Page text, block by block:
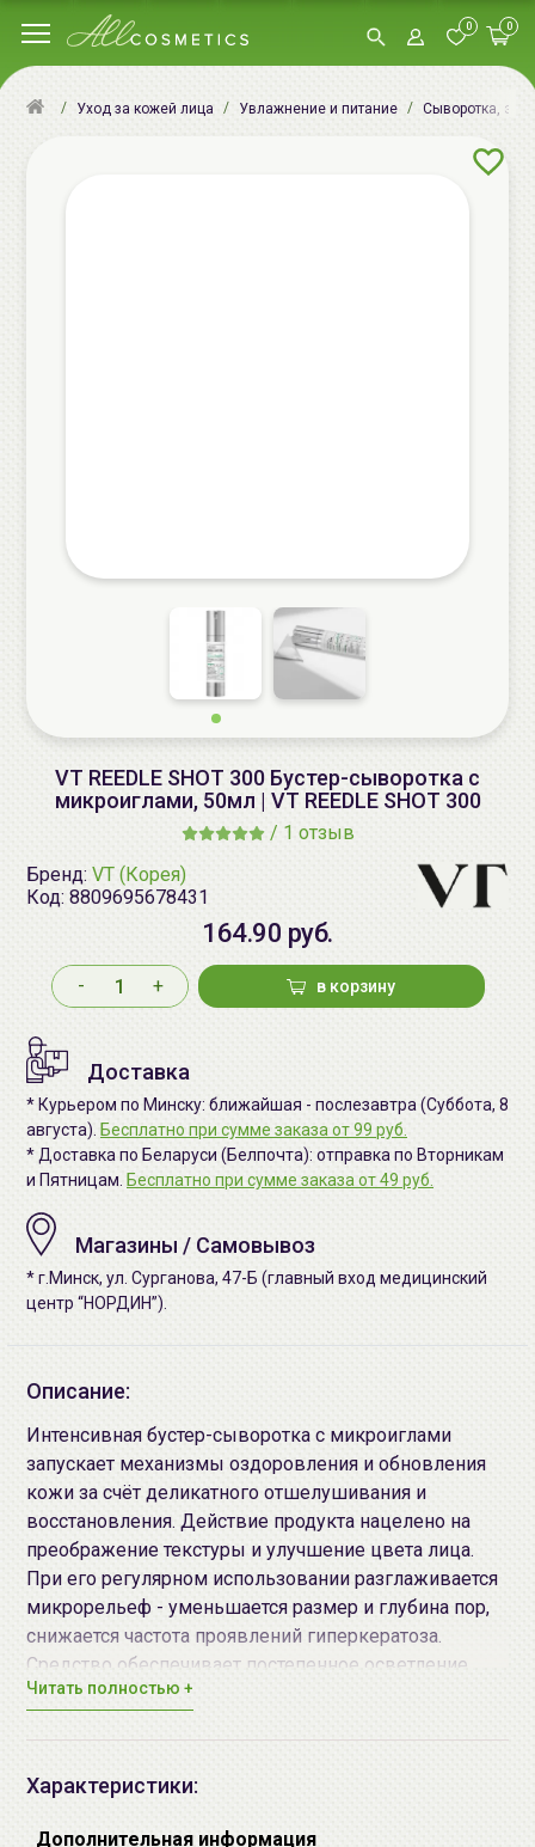
0 0
Уход за кожей лица Увлажнение и питание Сыворотка,
VT REEDLE SHOT 300 Бустер-сыворотка с
микроиглами, 50мл | VT REEDLE SHOT 300
/ 1 отзыв
Бренд: VT (Корея)
Код: 8809695678431
164.90 руб.
- + в корзину
Доставка
* Курьером по Минску: ближайшая - послезавтра (Суббота, 8
августа). Бесплатно при сумме заказа от 99 руб.
* Доставка по Беларуси (Белпочта): отправка по Вторникам
и Пятницам. Бесплатно при сумме заказа от 49 руб.
Магазины / Самовывоз
* г.Минск, ул. Сурганова, 47-Б (главный вход медицинский
центр “НОРДИН”).
Описание:
Интенсивная бустер-сыворотка с микроиглами
запускает механизмы оздоровления и обновления
кожи за счёт деликатного отшелушивания и
восстановления. Действие продукта нацелено на
преображение текстуры и улучшение цвета лица.
При его регулярном использовании разглаживается
микрорельеф - уменьшается размер и глубина пор,
снижается частота проявлений гиперкератоза.
Средство обеспечивает постепенное осветление
пигментации различного происхождения: веснушек,
роговом слое эпидермиса, придает упругость,
Читать полностью +
Характеристики:
Дополнительная информация